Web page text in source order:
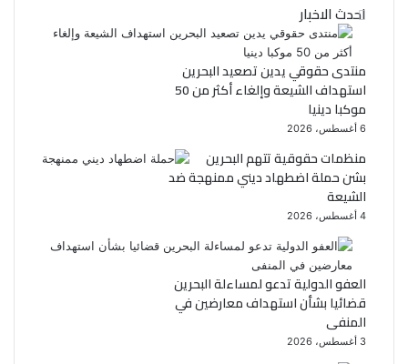
ك
احدث الاخبار
منتدى حقوقي يدين تصعيد البحرين
استهداف الشيعة وإلغاء أكثر من 50
موكبا دينيا
6 أغسطس، 2026
منظمات حقوقية تتهم البحرين
بشن حملة اضطهاد ديني ممنهجة ضد
الشيعة
4 أغسطس، 2026
العفو الدولية تدعو لمساءلة البحرين
قضائيا بشأن استهداف معارضين في
المنفى
3 أغسطس، 2026